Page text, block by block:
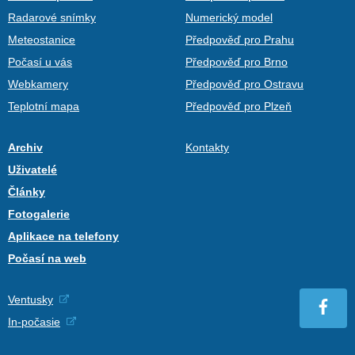
Radarové snímky
Meteostanice
Počasí u vás
Webkamery
Teplotní mapa
Numerický model
Předpověď pro Prahu
Předpověď pro Brno
Předpověď pro Ostravu
Předpověď pro Plzeň
Archiv
Uživatelé
Články
Fotogalerie
Aplikace na telefony
Počasí na web
Kontakty
Ventusky
In-počasie